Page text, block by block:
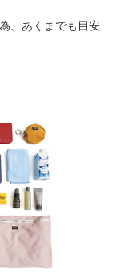
、あくまでも目安